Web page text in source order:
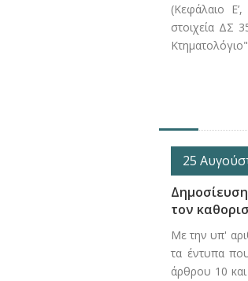
(Κεφάλαιο
στοιχεία ΔΣ
25
τον
Με την υπ'
τα έντυπα
άρθρου 10